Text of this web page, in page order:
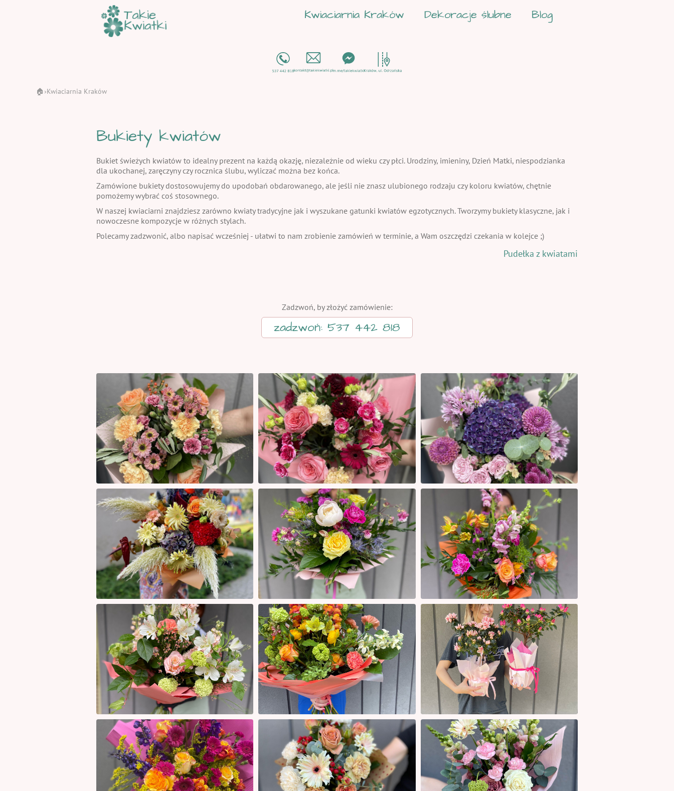
Kwiaciarnia Kraków Dekoracje ślubne Blog
🏠 ›Kwiaciarnia Kraków
Bukiety kwiatów
Bukiet świeżych kwiatów to idealny prezent na każdą okazję, niezależnie od wieku czy płci. Urodziny, imieniny, Dzień Matki, niespodzianka
dla ukochanej, zaręczyny czy rocznica ślubu, wyliczać można bez końca.
Zamówione bukiety dostosowujemy do upodobań obdarowanego, ale jeśli nie znasz ulubionego rodzaju czy koloru kwiatów, chętnie
pomożemy wybrać coś stosownego.
W naszej kwiaciarni znajdziesz zarówno kwiaty tradycyjne jak i wyszukane gatunki kwiatów egzotycznych. Tworzymy bukiety klasyczne, jak i
nowoczesne kompozycje w różnych stylach.
Polecamy zadzwonić, albo napisać wcześniej - ułatwi to nam zrobienie zamówień w terminie, a Wam oszczędzi czekania w kolejce ;)
Pudełka z kwiatami
Zadzwoń, by złożyć zamówienie:
zadzwoń: 537 442 818